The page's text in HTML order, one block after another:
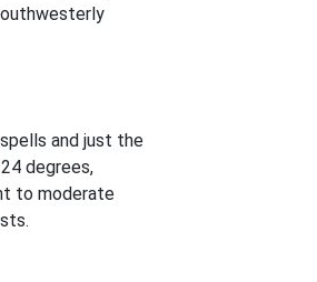
and just the
degrees,
to moderate